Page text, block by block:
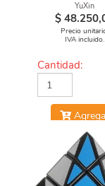
YuXin
$
Precio
IVA incluido.
Cantidad: